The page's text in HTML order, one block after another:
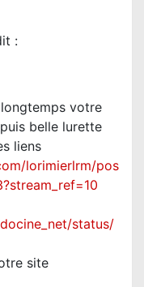
:
votre
belle lurette
liens
lorimierlrm/pos
status/
site